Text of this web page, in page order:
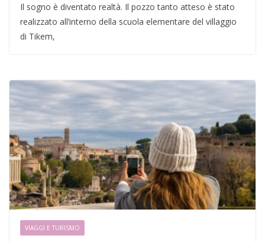
Il sogno è diventato realtà. Il pozzo tanto atteso è stato
realizzato all’interno della scuola elementare del villaggio
di Tikem,
VIAGGI E TURISMO